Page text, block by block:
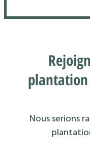
plantation
Nous serions